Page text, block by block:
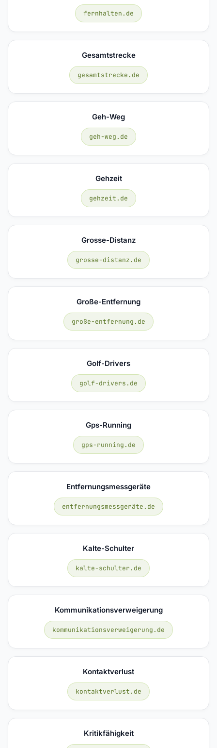
fernhalten.de
Gesamtstrecke
gesamtstrecke.de
Geh-Weg
geh-weg.de
Gehzeit
gehzeit.de
Grosse-Distanz
grosse-distanz.de
Große-Entfernung
große-entfernung.de
Golf-Drivers
golf-drivers.de
Gps-Running
gps-running.de
Entfernungsmessgeräte
entfernungsmessgeräte.de
Kalte-Schulter
kalte-schulter.de
Kommunikationsverweigerung
kommunikationsverweigerung.de
Kontaktverlust
kontaktverlust.de
Kritikfähigkeit